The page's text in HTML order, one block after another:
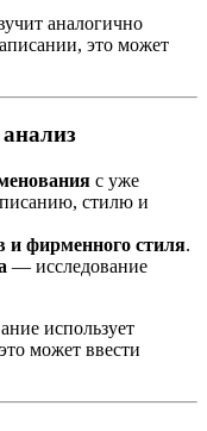
аналогично
это может
с уже
стилю и
и фирменного стиля.
— исследование
использует
может ввести